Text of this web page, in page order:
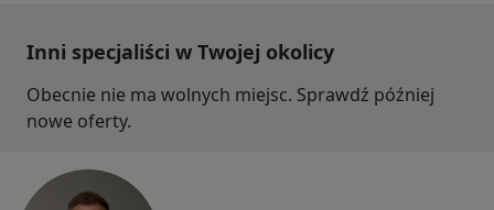
Inni specjaliści w Twojej okolicy
Obecnie nie ma wolnych miejsc. Sprawdź później
nowe oferty.